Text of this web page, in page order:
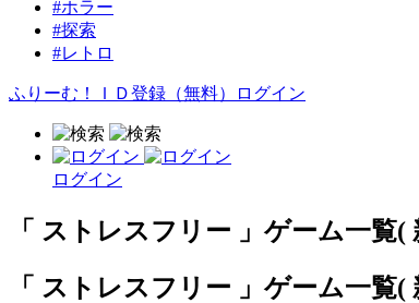
#ホラー
#探索
#レトロ
ふりーむ！ＩＤ登録（無料） ログイン
ログイン
「 ストレスフリー 」ゲーム一覧(
「 ストレスフリー 」ゲーム一覧(